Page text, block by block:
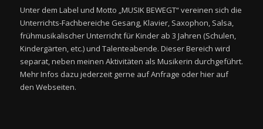
Unter dem Label und Motto „MUSIK BEWEGT“ vereinen sich die
Unterrichts-Fachbereiche Gesang, Klavier, Saxophon, Salsa,
frühmusikalischer Unterricht für Kinder ab 3 Jahren (Schulen,
Kindergärten, etc.) und Talenteabende. Dieser Bereich wird
separat, neben meinen Aktivitäten als Musikerin durchgeführt.
Mehr Infos dazu jederzeit gerne auf Anfrage oder hier auf
den Webseiten.